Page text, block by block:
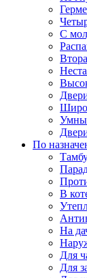
С
По
В
На
Для
Для